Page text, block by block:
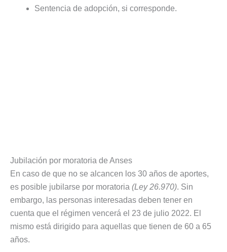
Sentencia de adopción, si corresponde.
Jubilación por moratoria de Anses
En caso de que no se alcancen los 30 años de aportes,
es posible jubilarse por moratoria (Ley 26.970). Sin
embargo, las personas interesadas deben tener en
cuenta que el régimen vencerá el 23 de julio 2022. El
mismo está dirigido para aquellas que tienen de 60 a 65
años.